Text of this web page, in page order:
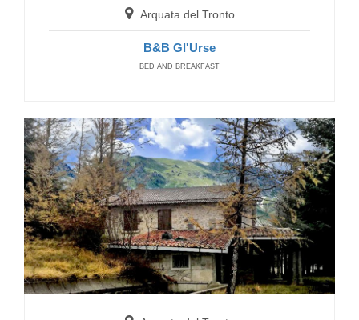
Visso
BED AND BREAKFAST
Visso
Affittacamere Villacolle
Arquata del Tronto
B&B Gl'Urse
BED AND BREAKFAST